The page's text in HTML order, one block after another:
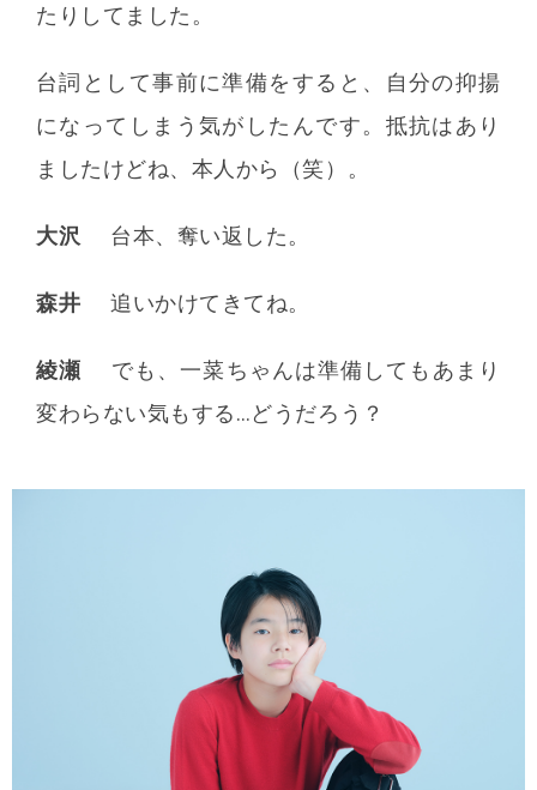
たりしてました。
台詞として事前に準備をすると、自分の抑揚
になってしまう気がしたんです。抵抗はあり
ましたけどね、本人から（笑）。
大沢 台本、奪い返した。
森井 追いかけてきてね。
綾瀬
でも、一菜ちゃんは準備してもあまり
変わらない気もする…どうだろう？